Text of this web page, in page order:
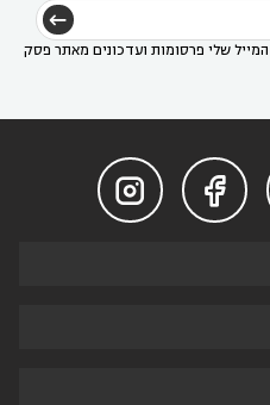
שלי פרסומות ועדכונים מאתר פסק

